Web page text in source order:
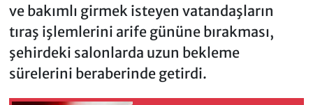
ve bakımlı girmek isteyen vatandaşların
tıraş işlemlerini arife gününe bırakması,
şehirdeki salonlarda uzun bekleme
sürelerini beraberinde getirdi.